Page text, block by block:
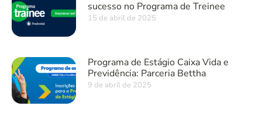
sucesso no Programa de Treinee
15 de abril de 2025
Programa de Estágio Caixa Vida e
Previdência: Parceria Bettha
9 de abril de 2025